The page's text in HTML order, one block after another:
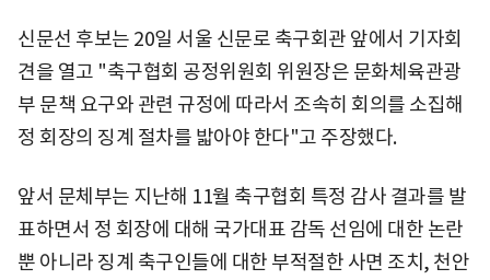
신문선 후보는 20일 서울 신문로 축구회관 앞에서 기자회
견을 열고 "축구협회 공정위원회 위원장은 문화체육관광
부 문책 요구와 관련 규정에 따라서 조속히 회의를 소집해
정 회장의 징계 절차를 밟아야 한다"고 주장했다.
앞서 문체부는 지난해 11월 축구협회 특정 감사 결과를 발
표하면서 정 회장에 대해 국가대표 감독 선임에 대한 논란
뿐 아니라 징계 축구인들에 대한 부적절한 사면 조치, 천안